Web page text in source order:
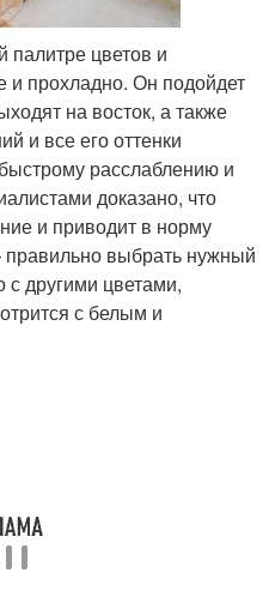
палитре цветов и
и прохладно. Он подойдет
на восток, а также
и все его оттенки
расслаблению и
доказано, что
и приводит в норму
выбрать нужный
с другими цветами,
с белым и